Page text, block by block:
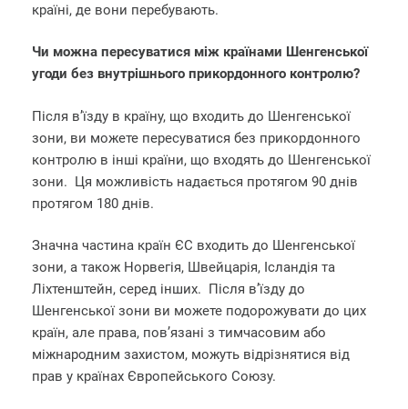
країні, де вони перебувають.
Чи можна пересуватися між країнами Шенгенської
угоди без внутрішнього прикордонного контролю?
Після в’їзду в країну, що входить до Шенгенської
зони, ви можете пересуватися без прикордонного
контролю в інші країни, що входять до Шенгенської
зони. Ця можливість надається протягом 90 днів
протягом 180 днів.
Значна частина країн ЄС входить до Шенгенської
зони, а також Норвегія, Швейцарія, Ісландія та
Ліхтенштейн, серед інших. Після в’їзду до
Шенгенської зони ви можете подорожувати до цих
країн, але права, пов’язані з тимчасовим або
міжнародним захистом, можуть відрізнятися від
прав у країнах Європейського Союзу.